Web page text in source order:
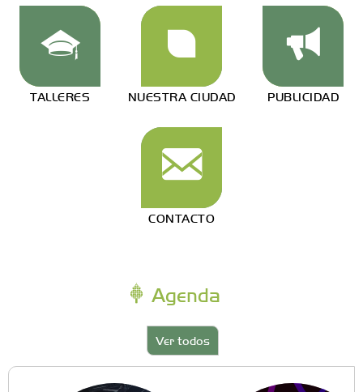
TALLERES NUESTRA CIUDAD PUBLICIDAD
CONTACTO
Agenda
Ver todos